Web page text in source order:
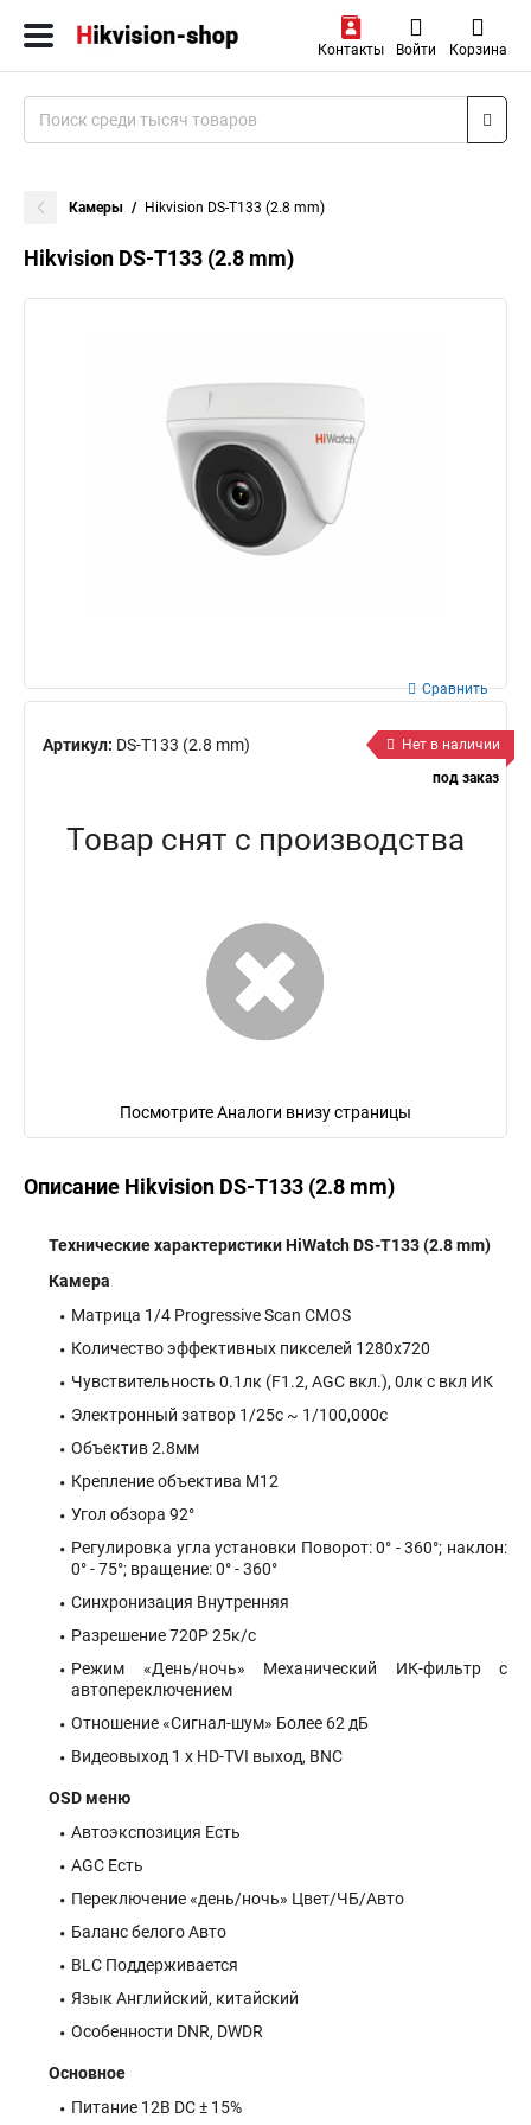
Контакты Войти Корзина
Камеры Hikvision DS-T133 (2.8 mm)
Hikvision DS-T133 (2.8 mm)
Артикул: DS-T133 (2.8 mm)
Сравнить
Нет в наличии
под заказ
Товар снят с производства
Посмотрите Аналоги внизу страницы
Описание Hikvision DS-T133 (2.8 mm)
Технические характеристики HiWatch DS-T133 (2.8 mm)
Камера
Матрица 1/4 Progressive Scan CMOS
Количество эффективных пикселей 1280х720
Чувствительность 0.1лк (F1.2, AGC вкл.), 0лк с вкл ИК
Электронный затвор 1/25с ~ 1/100,000с
Объектив 2.8мм
Крепление объектива М12
Угол обзора 92°
Регулировка угла установки Поворот: 0° - 360°; наклон:
0° - 75°; вращение: 0° - 360°
Синхронизация Внутренняя
Разрешение 720Р 25к/с
Режим «День/ночь» Механический ИК-фильтр с
автопереключением
Отношение «Сигнал-шум» Более 62 дБ
Видеовыход 1 х HD-TVI выход, BNC
OSD меню
Автоэкспозиция Есть
AGC Есть
Переключение «день/ночь» Цвет/ЧБ/Авто
Баланс белого Авто
BLC Поддерживается
Язык Английский, китайский
Особенности DNR, DWDR
Основное
Питание 12В DC ± 15%